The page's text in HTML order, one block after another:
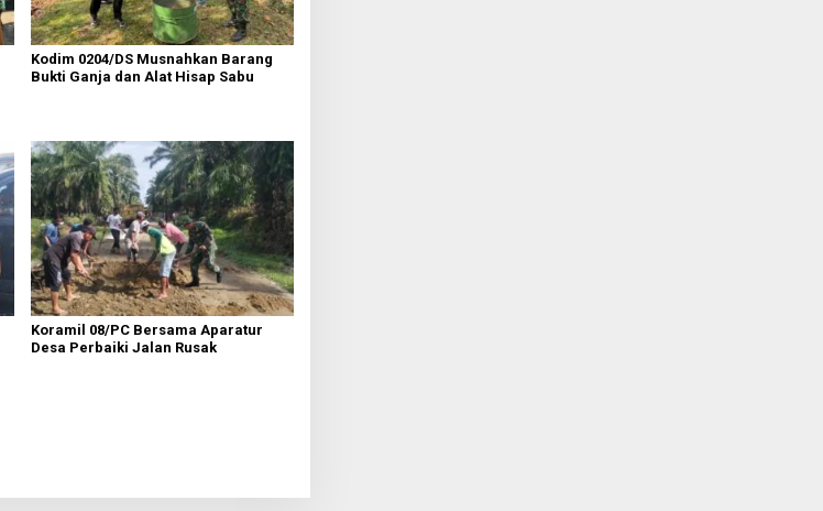
Kodim 0204/DS Musnahkan Barang
Bukti Ganja dan Alat Hisap Sabu
Koramil 08/PC Bersama Aparatur
Desa Perbaiki Jalan Rusak